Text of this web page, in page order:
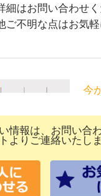
細はお問い合わせく
ご不明な点はお気
今
情報は、お問い合
よりご連絡いたし